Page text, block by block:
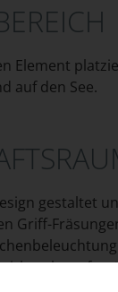
auf den See.
gestaltet
Griff-
sehr